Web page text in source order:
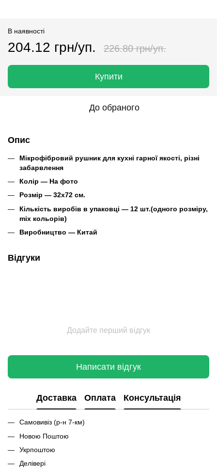
В наявності
204.12 грн/уп. 226.80 грн/уп.
Купити
До обраного
Опис
Мікрофібровий рушник для кухні гарної якості, різні
забарвлення
Колір ― На фото
Розмір ― 32х72 см.
Кількість виробів в упаковці ― 12 шт.(одного розміру,
mix кольорів)
Виробництво ― Китай
Відгуки
Додайте перший відгук
Написати відгук
Доставка Оплата Консультація
Самовивіз (р-н 7-км)
Новою Поштою
Укрпоштою
Делівері